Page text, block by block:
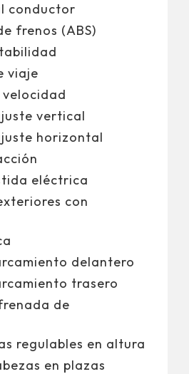
conductor
frenos (ABS)
viaje
vertical
horizontal
eléctrica
con
delantero
trasero
de
regulables en altura
en plazas